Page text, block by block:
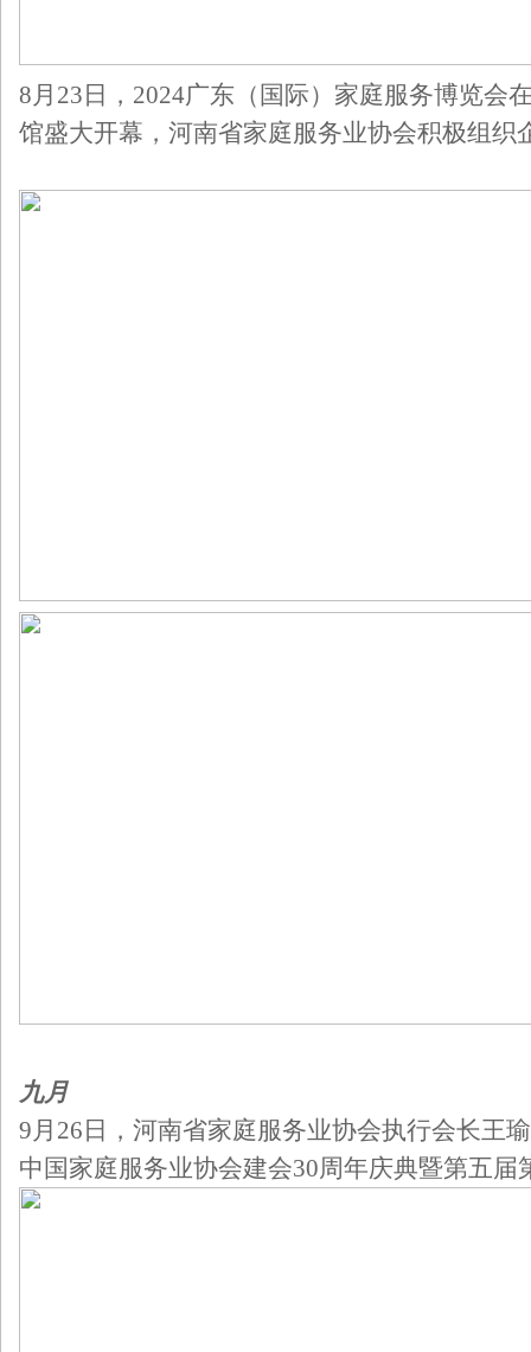
8月23日，2024广东（国际）家庭服务博览会
馆盛大开幕，河南省家庭服务业协会积极组织
九月
9月26日，河南省家庭服务业协会执行会长王
中国家庭服务业协会建会30周年庆典暨第五届